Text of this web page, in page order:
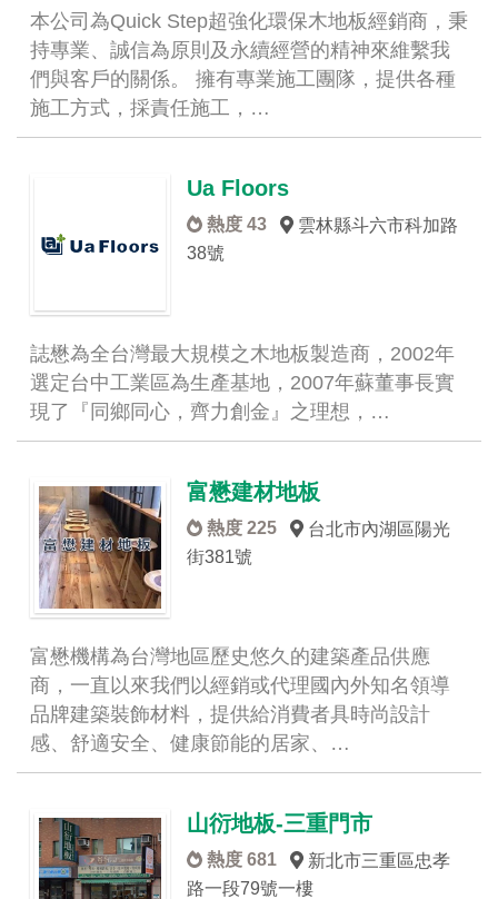
本公司為Quick Step超強化環保木地板經銷商，秉
持專業、誠信為原則及永續經營的精神來維繫我
們與客戶的關係。 擁有專業施工團隊，提供各種
施工方式，採責任施工，…
Ua Floors
熱度 43
雲林縣斗六市科加路
38號
誌懋為全台灣最大規模之木地板製造商，2002年
選定台中工業區為生產基地，2007年蘇董事長實
現了『同鄉同心，齊力創金』之理想，…
富懋建材地板
熱度 225
台北市內湖區陽光
街381號
富懋機構為台灣地區歷史悠久的建築產品供應
商，一直以來我們以經銷或代理國內外知名領導
品牌建築裝飾材料，提供給消費者具時尚設計
感、舒適安全、健康節能的居家、…
山衍地板-三重門市
熱度 681
新北市三重區忠孝
路一段79號一樓